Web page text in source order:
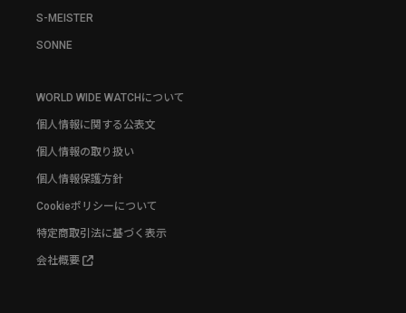
S-MEISTER
SONNE
WORLD WIDE WATCHについて
個人情報に関する公表文
個人情報の取り扱い
個人情報保護方針
Cookieポリシーについて
特定商取引法に基づく表示
会社概要